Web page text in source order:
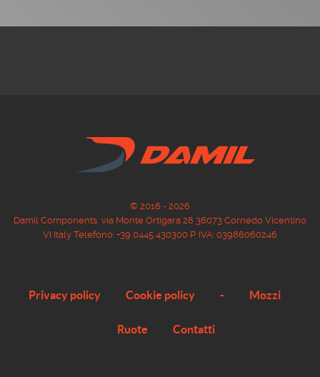
© 2016 - 2026
Damil Components via Monte Ortigara 28 36073 Cornedo Vicentino
VI Italy Telefono: +39 0445 430300 P. IVA: 03986060246
Privacy policy Cookie policy - Mozzi
Ruote Contatti